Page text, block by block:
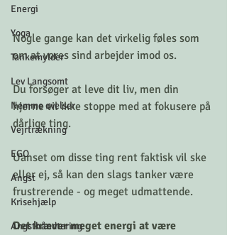
Energi
Yoga
Tankemylder
Lev Langsomt
Nemme øvelser
Vejrtrækning
EGO
Angst
Krisehjælp
Angsthåndtering
Nogle gange kan det virkelig føles som
om at vores sind arbejder imod os.
Du forsøger at leve dit liv, men din
hjerne vil ikke stoppe med at fokusere på
dårlige ting.
Uanset om disse ting rent faktisk vil ske
eller ej, så kan den slags tanker være
frustrerende - og meget udmattende.
Det kræver meget energi at være